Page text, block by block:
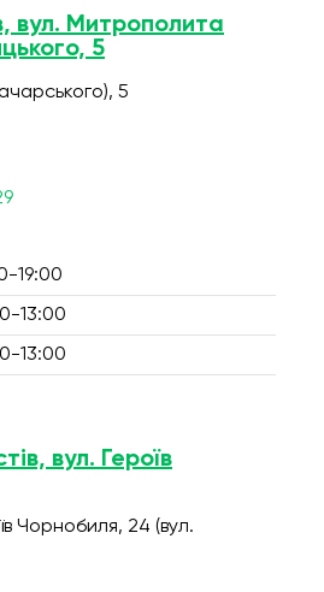
вул. Митрополита
5
5
19:00
13:00
13:00
вул. Героїв
Чорнобиля, 24 (вул.